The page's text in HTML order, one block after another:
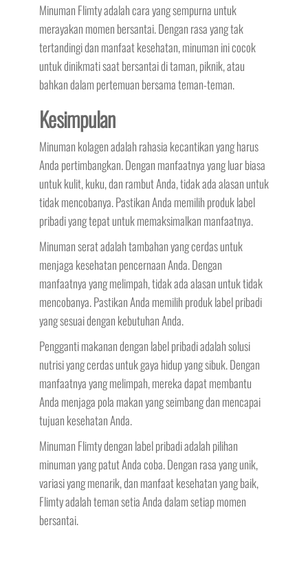
Minuman Flimty adalah cara yang sempurna untuk
merayakan momen bersantai. Dengan rasa yang tak
tertandingi dan manfaat kesehatan, minuman ini cocok
untuk dinikmati saat bersantai di taman, piknik, atau
bahkan dalam pertemuan bersama teman-teman.
Kesimpulan
Minuman kolagen adalah rahasia kecantikan yang harus
Anda pertimbangkan. Dengan manfaatnya yang luar biasa
untuk kulit, kuku, dan rambut Anda, tidak ada alasan untuk
tidak mencobanya. Pastikan Anda memilih produk label
pribadi yang tepat untuk memaksimalkan manfaatnya.
Minuman serat adalah tambahan yang cerdas untuk
menjaga kesehatan pencernaan Anda. Dengan
manfaatnya yang melimpah, tidak ada alasan untuk tidak
mencobanya. Pastikan Anda memilih produk label pribadi
yang sesuai dengan kebutuhan Anda.
Pengganti makanan dengan label pribadi adalah solusi
nutrisi yang cerdas untuk gaya hidup yang sibuk. Dengan
manfaatnya yang melimpah, mereka dapat membantu
Anda menjaga pola makan yang seimbang dan mencapai
tujuan kesehatan Anda.
Minuman Flimty dengan label pribadi adalah pilihan
minuman yang patut Anda coba. Dengan rasa yang unik,
variasi yang menarik, dan manfaat kesehatan yang baik,
Flimty adalah teman setia Anda dalam setiap momen
bersantai.